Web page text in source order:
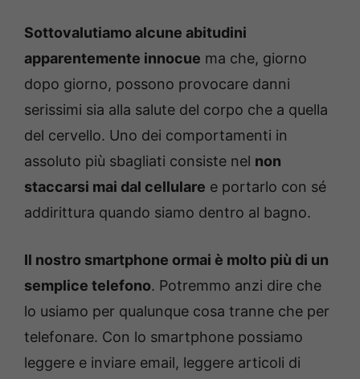
Sottovalutiamo alcune abitudini
apparentemente innocue ma che, giorno
dopo giorno, possono provocare danni
serissimi sia alla salute del corpo che a quella
del cervello. Uno dei comportamenti in
assoluto più sbagliati consiste nel non
staccarsi mai dal cellulare e portarlo con sé
addirittura quando siamo dentro al bagno.
Il nostro smartphone ormai è molto più di un
semplice telefono. Potremmo anzi dire che
lo usiamo per qualunque cosa tranne che per
telefonare. Con lo smartphone possiamo
leggere e inviare email, leggere articoli di